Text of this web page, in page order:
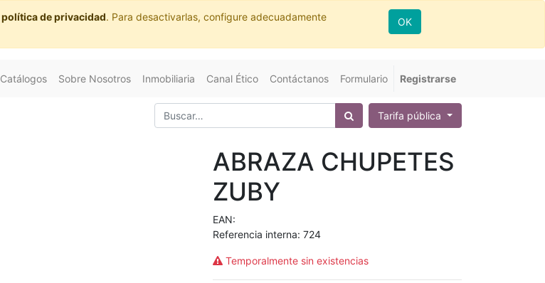
política de privacidad. Para desactivarlas, configure adecuadamente
OK
Catálogos Sobre Nosotros Inmobiliaria Canal Ético Contáctanos Formulario Registrarse
Tarifa pública
ABRAZA CHUPETES
ZUBY
EAN:
Referencia interna: 724
Temporalmente sin existencias